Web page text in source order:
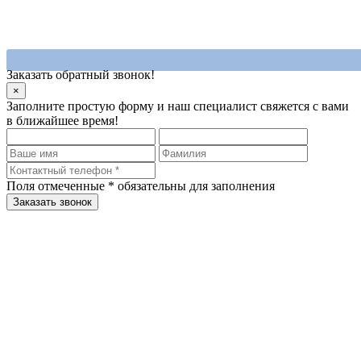
Заказать обратный звонок!
×
Заполните простую форму и наш специалист свяжется с вами
в ближайшее время!
Поля отмеченные * обязательны для заполнения